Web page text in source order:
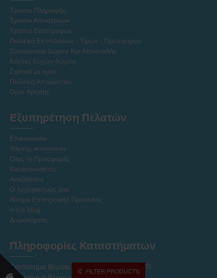
Τρόποι Πληρωμής
Τρόποι Αποστολών
Τρόποι Επιστροφών
Πολιτική Εκπτώσεων - Τιμών - Προσφορών
Συσκευασία Δώρου Και Αποστολής
Κάρτες Ευχών δώρου
Σχετικά με εμάς
Πολιτική Απορρήτου
Όροι Χρήσης
Εξυπηρέτηση Πελατών
Επικοινωνία
Χάρτης ιστότοπου
Όλες οι Προσφορές
Κατασκευαστές
Αναζήτηση
Ο λογαριασμός μου
Αίτημα Επιστροφής Προϊόντος
e-tza blog
Δωροκάρτες
Πληροφορίες Καταστήματων
Κατάστημα Βέροια Κέντρο τηλ. 2331027170
FILTER PRODUCTS